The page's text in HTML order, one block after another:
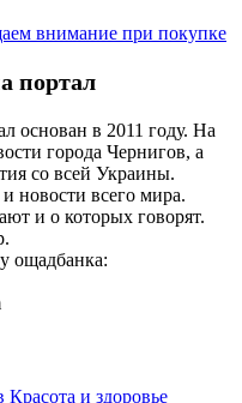
внимание при покупке
портал
основан в 2011 году. На
города Чернигов, а
со всей Украины.
новости всего мира.
и о которых говорят.
ощадбанка:
Красота и здоровье